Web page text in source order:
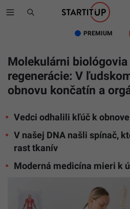
PREMIUM
Molekulárni
regenerácie: V
obnovu končatín a
Vedci odhalili kľúč k
V našej DNA našli spínač,
rast tkanív
Moderná medicína mieri k